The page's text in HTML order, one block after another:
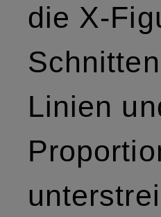
die X-
Linien